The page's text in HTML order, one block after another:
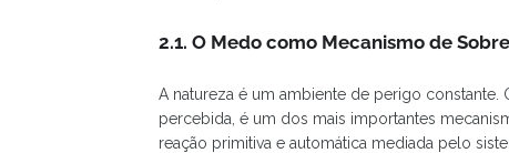
2.1. O Medo como Mecanismo de
A natureza é um ambiente de perigo
percebida, é um dos mais importantes
reação primitiva e automática mediada pelo